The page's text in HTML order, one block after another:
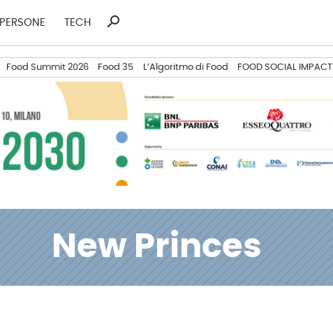
PERSONE TECH
Ricerca
search
Food Summit 2026 Food 35 L’Algoritmo di Food FOOD SOCIAL IMPACT
New Princes